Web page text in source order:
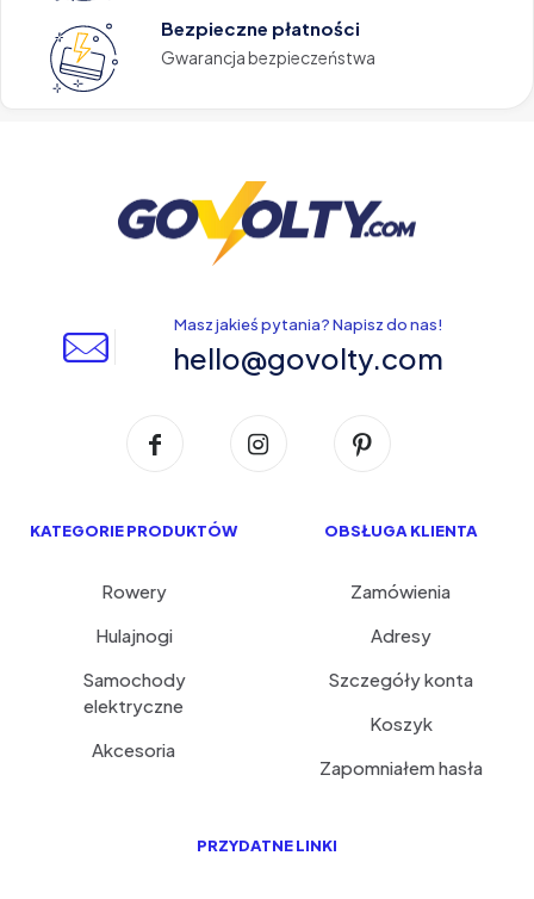
Bezpieczne płatności
Gwarancja bezpieczeństwa
Masz jakieś pytania? Napisz do nas!
hello@govolty.com
KATEGORIE PRODUKTÓW
Rowery
Hulajnogi
Samochody
elektryczne
Akcesoria
OBSŁUGA KLIENTA
Zamówienia
Adresy
Szczegóły konta
Koszyk
Zapomniałem hasła
PRZYDATNE LINKI